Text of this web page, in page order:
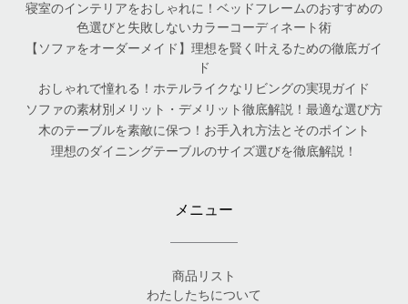
寝室のインテリアをおしゃれに！ベッドフレームのおすすめの
色選びと失敗しないカラーコーディネート術
【ソファをオーダーメイド】理想を賢く叶えるための徹底ガイ
ド
おしゃれで憧れる！ホテルライクなリビングの実現ガイド
ソファの素材別メリット・デメリット徹底解説！最適な選び方
木のテーブルを素敵に保つ！お手入れ方法とそのポイント
理想のダイニングテーブルのサイズ選びを徹底解説！
メニュー
商品リスト
わたしたちについて